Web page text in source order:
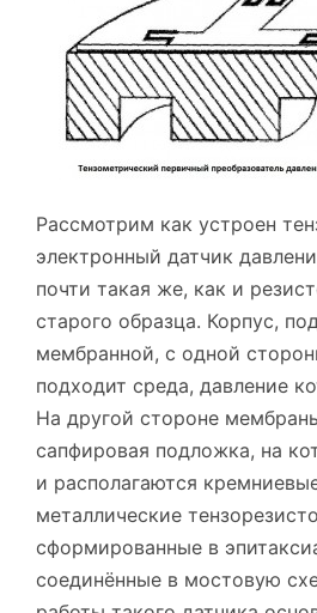
Рассмотрим как устроен
электронный датчик
почти такая же, как и
старого образца. Корпус,
мембранной, с одной
подходит среда, давление
На другой стороне
сапфировая подложка, на
и располагаются
металлические
сформированные в
соединённые в мостовую